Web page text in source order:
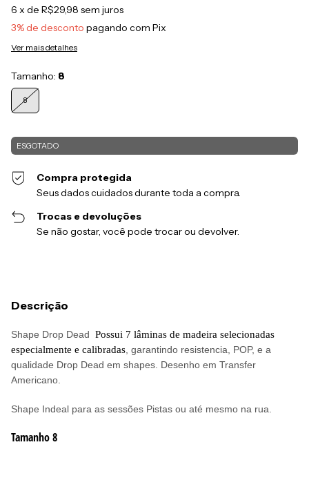
6 x de R$29,98 sem juros
3% de desconto pagando com Pix
Ver mais detalhes
Tamanho: 8
8
Compra protegida
Seus dados cuidados durante toda a compra.
Trocas e devoluções
Se não gostar, você pode trocar ou devolver.
Descrição
Shape Drop Dead Possui 7 lâminas de madeira selecionadas
especialmente e calibradas , garantindo resistencia, POP, e a
qualidade Drop Dead em shapes. Desenho em Transfer
Americano.
Shape Indeal para as sessões Pistas ou até mesmo na rua.
Tamanho 8